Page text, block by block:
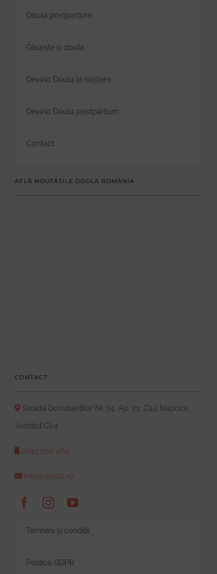
Doula postpartum
Găsește o doula
Devino Doula la naștere
Devino Doula postpartum
Contact
AFLĂ NOUTĂȚILE DOULA ROMÂNIA
CONTACT
Strada Dorobanților Nr. 74, Ap. 71, Cluj Napoca,
Județul Cluj
0742 030 465
info@doula.ro
Termeni și condiții
Politica GDPR